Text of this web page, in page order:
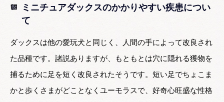
ミニチュアダックスのかかりやすい疾患につい
て
ダックスは他の愛玩犬と同じく、人間の手によって改良され
た品種です。諸説ありますが、もともとは穴に隠れる獲物を
捕るために足を短く改良されたそうです。短い足でちょこま
かと歩くさまがどことなくユーモラスで、好奇心旺盛な性格